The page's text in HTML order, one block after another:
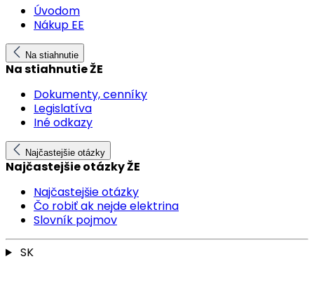
Úvodom
Nákup EE
Na stiahnutie
Na stiahnutie ŽE
Dokumenty, cenníky
Legislatíva
Iné odkazy
Najčastejšie otázky
Najčastejšie otázky ŽE
Najčastejšie otázky
Čo robiť ak nejde elektrina
Slovník pojmov
SK